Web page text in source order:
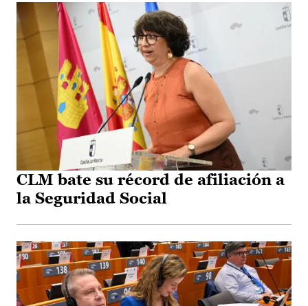
CLM bate su récord de afiliación a
la Seguridad Social